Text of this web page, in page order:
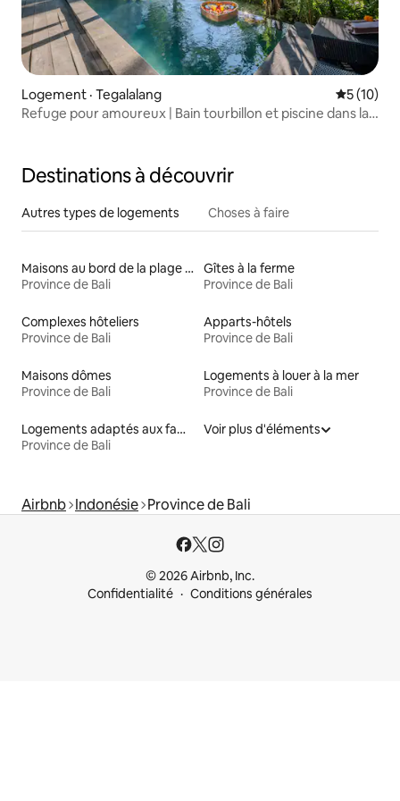
Logement · Tegalalang Note
5 (10)
Refuge pour amoureux | Bain tourbillon et piscine dans la
Destinations à découvrir
Autres types de logements Choses à faire
Maisons au bord de la plage à louer
Province de Bali
Gîtes à la ferme
Province de Bali
Complexes hôteliers
Province de Bali
Apparts-hôtels
Province de Bali
Maisons dômes
Province de Bali
Logements à louer à la mer
Province de Bali
Logements adaptés aux familles à louer
Province de Bali
Voir plus d'éléments
Airbnb Indonésie Province de Bali
© 2026 Airbnb, Inc.
Confidentialité
Conditions générales